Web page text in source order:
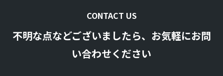
CONTACT US
不明な点などございましたら、お気軽にお問
い合わせください